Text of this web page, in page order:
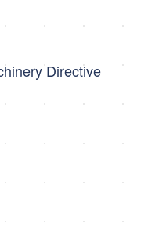
Directive